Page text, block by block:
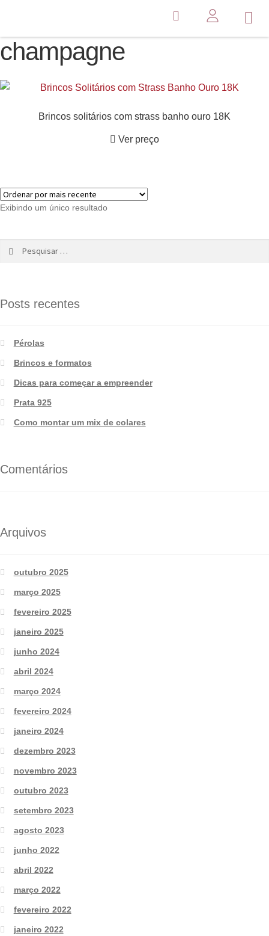
champagne
Brincos solitários com strass banho ouro 18K
Ver preço
Exibindo um único resultado
Posts recentes
Pérolas
Brincos e formatos
Dicas para começar a empreender
Prata 925
Como montar um mix de colares
Comentários
Arquivos
outubro 2025
março 2025
fevereiro 2025
janeiro 2025
junho 2024
abril 2024
março 2024
fevereiro 2024
janeiro 2024
dezembro 2023
novembro 2023
outubro 2023
setembro 2023
agosto 2023
junho 2022
abril 2022
março 2022
fevereiro 2022
janeiro 2022